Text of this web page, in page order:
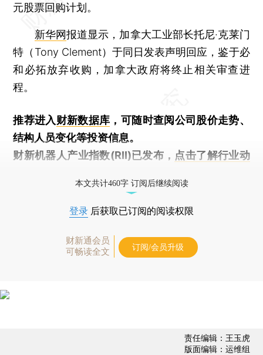
元股票回购计划。
新华网报道显示，加拿大工业部长托尼·克莱门
特（Tony Clement）于同日发表声明回应，鉴于必
和必拓放弃收购，加拿大政府将终止相关审查进
程。
推荐进入财新数据库 ，可随时查阅公司股价走势、
结构人员变化等投资信息。
财新机器人产业指数(RII)已发布， 点击了解行业动
本文共计460字 订阅后继续阅读
登录 后获取已订阅的阅读权限
财新通会员
可畅读全文
订阅/会员升级
责任编辑：王玉虎
版面编辑：运维组